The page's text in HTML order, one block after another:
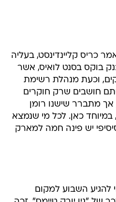
כריס קליינדינסט, בעליה
בוקס בסנט לואיס, אשר
בתחילה 50 עותקים, וכעת מנהלת רשימת
חושבים שרק חוקרים
אך מתברר שישנו רומן
כאן. לכל מי שנמצא
יש פינה חמה למארק
להגיע השבוע למקום